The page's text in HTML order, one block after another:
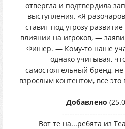
отвергла и подтвердила
выступления. «Я
ставит под угрозу
влиянии на игроков, —
Фишер. — Кому-то наше
однако учитывая,
самостоятельный бренд,
взрослым контентом, все
Добавлено
Вот те на...ребята из